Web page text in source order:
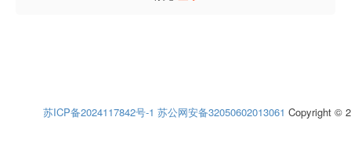
苏ICP备2024117842号-1 苏公网安备32050602013061 Copyright ©